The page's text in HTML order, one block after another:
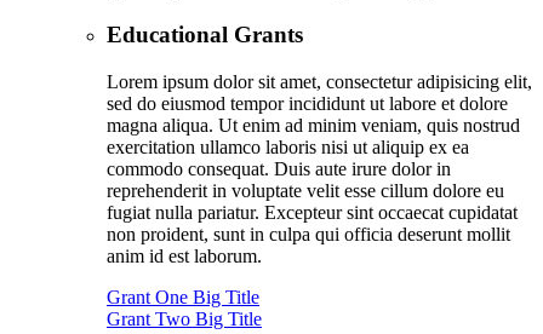
Educational Grants
Lorem ipsum dolor sit amet, consectetur adipisicing elit,
sed do eiusmod tempor incididunt ut labore et dolore
magna aliqua. Ut enim ad minim veniam, quis nostrud
exercitation ullamco laboris nisi ut aliquip ex ea
commodo consequat. Duis aute irure dolor in
reprehenderit in voluptate velit esse cillum dolore eu
fugiat nulla pariatur. Excepteur sint occaecat cupidatat
non proident, sunt in culpa qui officia deserunt mollit
anim id est laborum.
Grant One Big Title
Grant Two Big Title